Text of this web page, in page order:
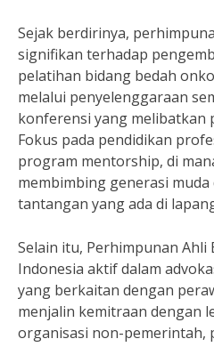
Sejak berdirinya,
signifikan terhadap
pelatihan bidang bedah
melalui penyelenggaraan
konferensi yang melibatkan
Fokus pada pendidikan
program mentorship, di
membimbing generasi
tantangan yang ada di
Selain itu, Perhimpunan Ahli
Indonesia aktif dalam
yang berkaitan dengan
menjalin kemitraan dengan
organisasi non-pemerintah,